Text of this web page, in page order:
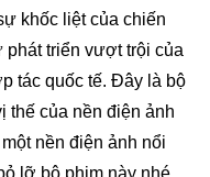
khốc liệt của chiến
phát triển vượt trội của
tác quốc tế. Đây là bộ
thế của nền điện ảnh
nền điện ảnh nổi
lỡ bộ phim này nhé